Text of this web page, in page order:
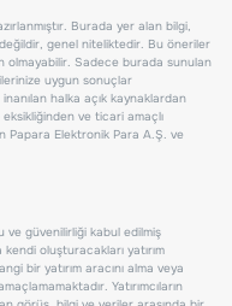
Burada yer alan bilgi,
değildir, genel niteliktedir. Bu öneriler
olmayabilir. Sadece burada sunulan
uygun sonuçlar
halka açık kaynaklardan
ve ticari amaçlı
Papara Elektronik Para A.Ş. ve
ve güvenilirliği kabul edilmiş
kendi oluşturacakları yatırım
bir yatırım aracını alma veya
Yatırımcıların